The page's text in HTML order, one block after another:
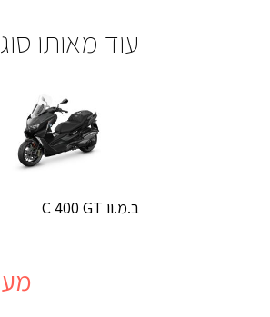
עוד מאותו סוג
ב.מ.וו C 400 GT